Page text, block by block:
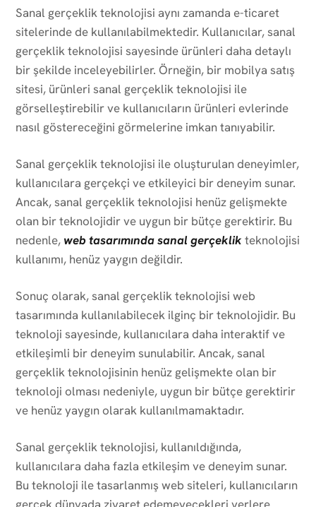
Sanal gerçeklik teknolojisi aynı zamanda e-ticaret
sitelerinde de kullanılabilmektedir. Kullanıcılar, sanal
gerçeklik teknolojisi sayesinde ürünleri daha detaylı
bir şekilde inceleyebilirler. Örneğin, bir mobilya satış
sitesi, ürünleri sanal gerçeklik teknolojisi ile
görselleştirebilir ve kullanıcıların ürünleri evlerinde
nasıl göstereceğini görmelerine imkan tanıyabilir.
Sanal gerçeklik teknolojisi ile oluşturulan deneyimler,
kullanıcılara gerçekçi ve etkileyici bir deneyim sunar.
Ancak, sanal gerçeklik teknolojisi henüz gelişmekte
olan bir teknolojidir ve uygun bir bütçe gerektirir. Bu
nedenle, web tasarımında sanal gerçeklik teknolojisi
kullanımı, henüz yaygın değildir.
Sonuç olarak, sanal gerçeklik teknolojisi web
tasarımında kullanılabilecek ilginç bir teknolojidir. Bu
teknoloji sayesinde, kullanıcılara daha interaktif ve
etkileşimli bir deneyim sunulabilir. Ancak, sanal
gerçeklik teknolojisinin henüz gelişmekte olan bir
teknoloji olması nedeniyle, uygun bir bütçe gerektirir
ve henüz yaygın olarak kullanılmamaktadır.
Sanal gerçeklik teknolojisi, kullanıldığında,
kullanıcılara daha fazla etkileşim ve deneyim sunar.
Bu teknoloji ile tasarlanmış web siteleri, kullanıcıların